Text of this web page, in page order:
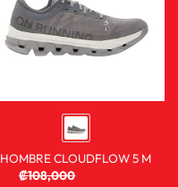
HOMBRE CLOUDFLOW 5 M
₡108,000